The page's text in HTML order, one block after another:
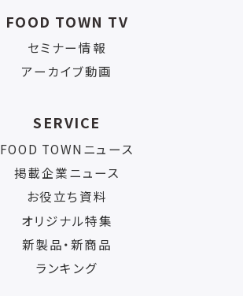
FOOD TOWN TV
セミナー情報
アーカイブ動画
SERVICE
FOOD TOWNニュース
掲載企業ニュース
お役立ち資料
オリジナル特集
新製品・新商品
ランキング